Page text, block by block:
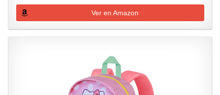
Ver en Amazon